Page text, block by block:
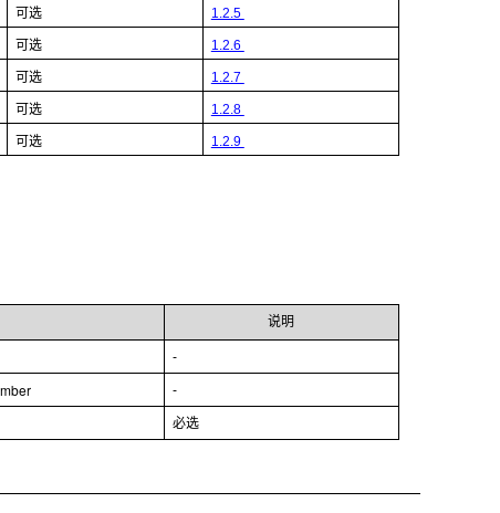
可选 1.2.5
可选 1.2.6
可选 1.2.7
可选 1.2.8
可选 1.2.9
说明
-
-
必选